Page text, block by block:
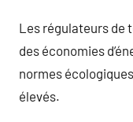
Les régulateurs de
des économies
normes
élevés.